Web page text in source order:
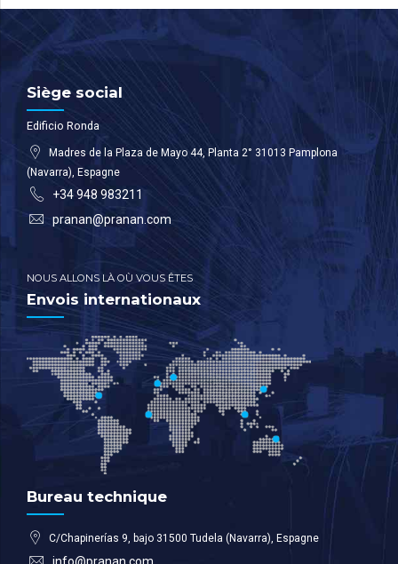
Siège social
Edificio Ronda
Madres de la Plaza de Mayo 44, Planta 2° 31013 Pamplona
(Navarra), Espagne
+34 948 983211
pranan@pranan.com
NOUS ALLONS LÀ OÙ VOUS ÊTES
Envois internationaux
Bureau technique
C/Chapinerías 9, bajo 31500 Tudela (Navarra), Espagne
info@pranan.com